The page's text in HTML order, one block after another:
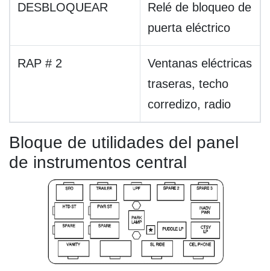
DESBLOQUEAR
Relé de bloqueo de
puerta eléctrico
RAP # 2
Ventanas eléctricas
traseras, techo
corredizo, radio
Bloque de utilidades del panel
de instrumentos central